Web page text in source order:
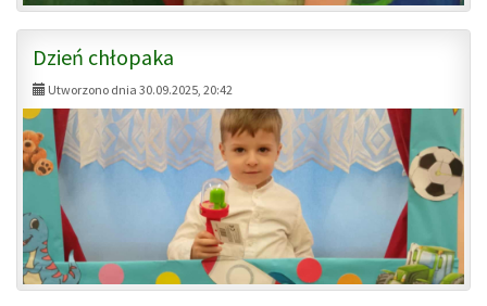
Dzień chłopaka
Utworzono dnia 30.09.2025, 20:42